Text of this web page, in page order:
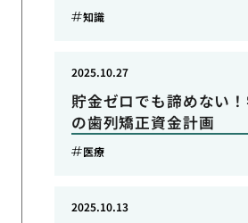
知識
貯金ゼロでも諦めない
の歯列矯正資金計画
2025.10.27
医療
2025.10.13